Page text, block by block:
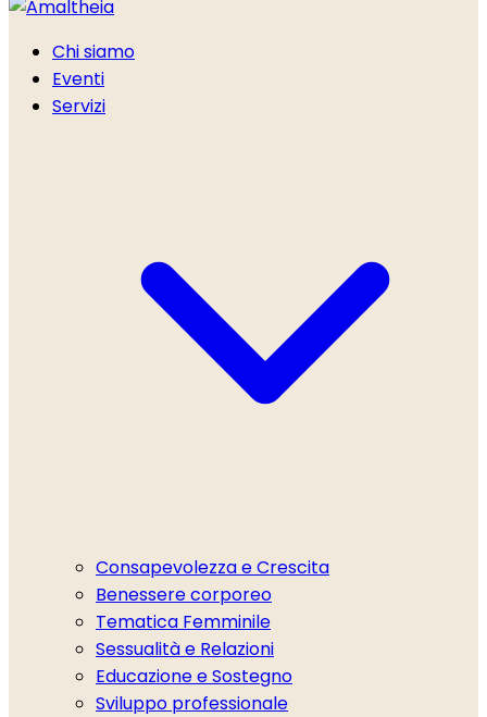
Chi siamo
Eventi
Servizi
Consapevolezza e Crescita
Benessere corporeo
Tematica Femminile
Sessualità e Relazioni
Educazione e Sostegno
Sviluppo professionale